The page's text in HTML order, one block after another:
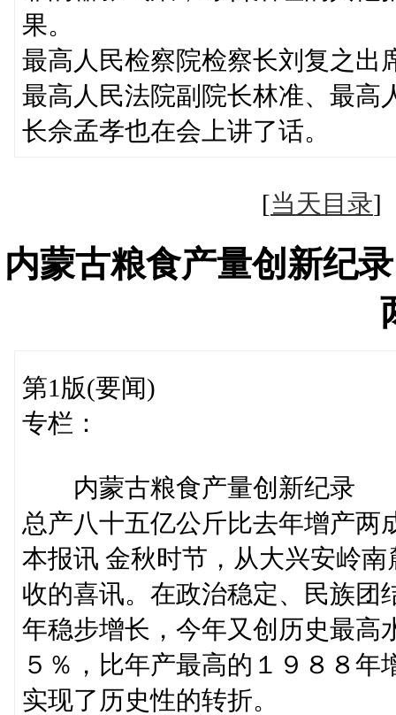
果。
最高人民检察院检察长刘复之出
最高人民法院副院长林准、最高
长佘孟孝也在会上讲了话。
[当天目录
内蒙古粮食产量创新纪
第1版(要闻)
专栏：
内蒙古粮食产量创新纪录
总产八十五亿公斤比去年增产两
本报讯 金秋时节，从大兴安岭
收的喜讯。在政治稳定、民族团
年稳步增长，今年又创历史最高
５％，比年产最高的１９８８
实现了历史性的转折。